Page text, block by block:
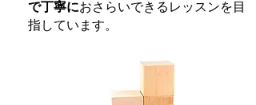
で丁寧におさらいできるレッスンを目
指しています。